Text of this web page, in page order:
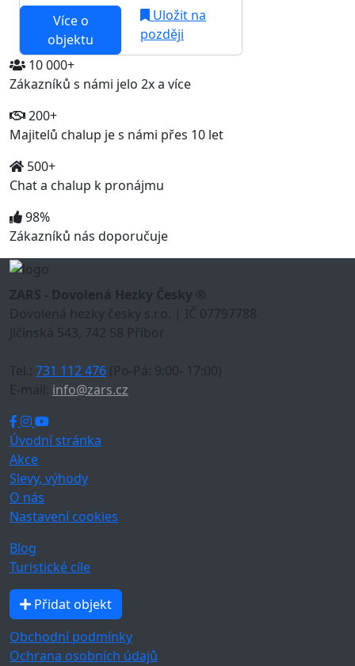
Více o
objektu
Uložit na
později
10 000+
Zákazníků s námi jelo 2x a více
200+
Majitelů chalup je s námi přes 10 let
500+
Chat a chalup k pronájmu
98%
Zákazníků nás doporučuje
ZARS - Dovolená Hezky Česky ®
Dovolená hezky česky s.r.o. | IČ 07797788
Jičínská 543, 742 58 Příbor
Tel.: 731 112 476 (Po-Pá: 9:00- 17:00)
E-mail: info@zars.cz
Úvodní stránka
Akce
Slevy, výhody
O nás
Nastavení cookies
Blog
Turistické cíle
Přidat objekt
Obchodní podmínky
Ochrana osobních údajů